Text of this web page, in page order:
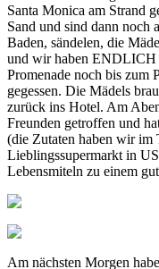
Santa Monica am Strand
Sand und sind dann noch
Baden, sändelen, die
und wir haben ENDLICH
Promenade noch bis zum
gegessen. Die Mädels
zurück ins Hotel. Am
Freunden getroffen und
(die Zutaten haben wir im
Lieblingssupermarkt in
Lebensmiteln zu einem
Am nächsten Morgen